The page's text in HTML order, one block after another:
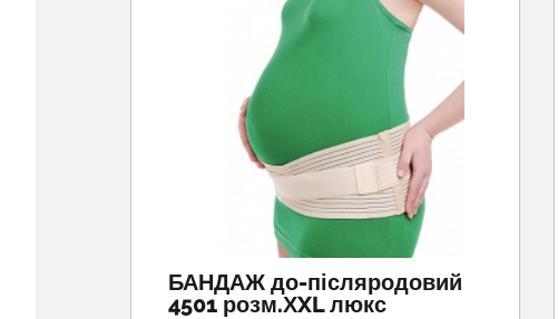
БАНДАЖ до-післяродовий
4501 розм.ХXL люкс